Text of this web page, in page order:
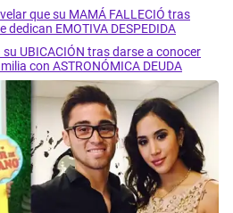
que su MAMÁ FALLECIÓ tras
dedican EMOTIVA DESPEDIDA
UBICACIÓN tras darse a conocer
con ASTRONÓMICA DEUDA